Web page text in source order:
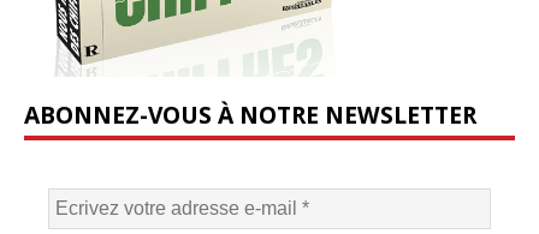
ABONNEZ-VOUS À NOTRE NEWSLETTER